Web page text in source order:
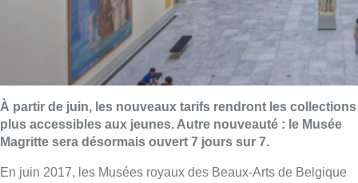
À partir de juin, les nouveaux tarifs rendront les collections
plus accessibles aux jeunes. Autre nouveauté : le Musée
Magritte sera désormais ouvert 7 jours sur 7.
En juin 2017, les Musées royaux des Beaux-Arts de Belgique